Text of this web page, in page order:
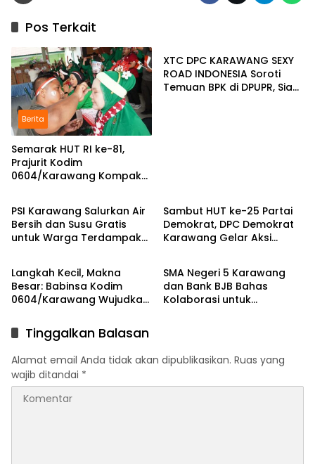
Pos Terkait
Berita
Semarak HUT RI ke-81,
Prajurit Kodim
0604/Karawang Kompak
XTC DPC KARAWANG SEXY
ROAD INDONESIA Soroti
Temuan BPK di DPUPR, Siap
Berita
PSI Karawang Salurkan Air
Bersih dan Susu Gratis
untuk Warga Terdampak
Sambut HUT ke-25 Partai
Demokrat, DPC Demokrat
Karawang Gelar Aksi
Berita
Langkah Kecil, Makna
Besar: Babinsa Kodim
0604/Karawang Wujudkan
Berita
SMA Negeri 5 Karawang
dan Bank BJB Bahas
Kolaborasi untuk
Tinggalkan Balasan
Alamat email Anda tidak akan dipublikasikan. Ruas yang
wajib ditandai *